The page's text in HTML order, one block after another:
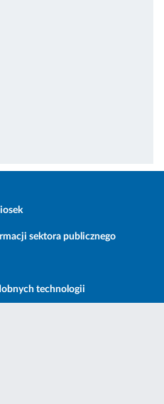
sektora publicznego
technologii